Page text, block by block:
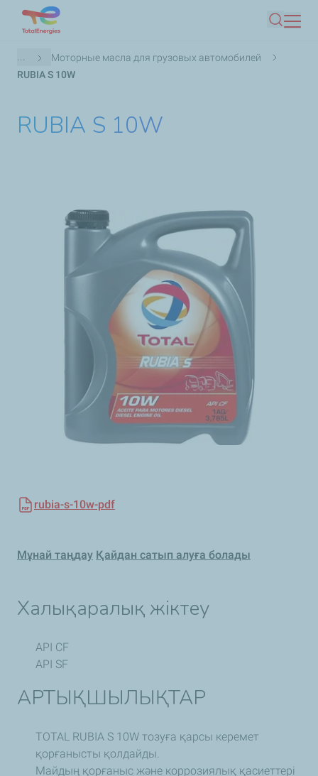
main
Іздеу
Breadcrumb
...
Моторные масла для грузовых автомобилей
RUBIA S 10W
RUBIA S 10W
rubia-s-10w-pdf
Мұнай таңдау Қайдан сатып алуға болады
Халықаралық жіктеу
API CF
API SF
АРТЫҚШЫЛЫҚТАР
TOTAL RUBIA S 10W тозуға қарсы керемет
қорғанысты қолдайды.
Майдың қорғаныс және коррозиялық қасиеттері